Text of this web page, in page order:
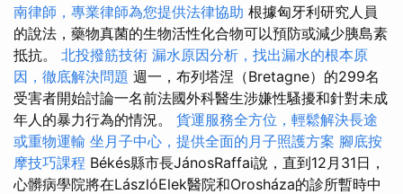
南律師，專業律師為您提供法律協助 根據匈牙利研究人員
的說法，藥物真菌的生物活性化合物可以預防或減少胰島素
抵抗。 北投撥筋技術 漏水原因分析，找出漏水的根本原
因，徹底解決問題 週一，布列塔涅（Bretagne）的299名
受害者開始討論一名前法國外科醫生涉嫌性騷擾和針對未成
年人的暴力行為的情況。 貨運服務全方位，輕鬆解決長途
或重物運輸 坐月子中心，提供全面的月子照護方案 腳底按
摩技巧課程 Békés縣市長JánosRaffai說，直到12月31日，
心髒病學院將在LászlóElek醫院和Orosháza的診所暫時中